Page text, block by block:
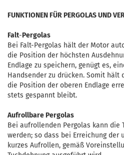
FUNKTIONEN FÜR PERGOLAS UND
Falt-Pergolas
Bei Falt-Pergolas hält der Motor
die Position der höchsten
Endlage zu speichern, genügt es,
Handsender zu drücken. Somit hält
die Position der oberen Endlage
stets gespannt bleibt.
Aufrollbare Pergolas
Bei aufrollenden Pergolas kann die
werden; so dass bei Erreichung der
kurzes Aufrollen, gemäß